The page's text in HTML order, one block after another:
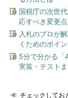
国税庁の次世
応すべき変更
入札のプロが
くためのポイン
5分で分かる「
実装・テスト
チェックしてお